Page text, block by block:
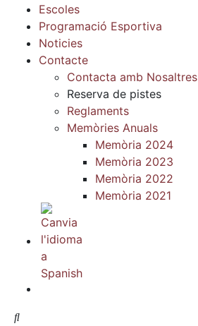
Escoles
Programació Esportiva
Noticies
Contacte
Contacta amb Nosaltres
Reserva de pistes
Reglaments
Memòries Anuals
Memòria 2024
Memòria 2023
Memòria 2022
Memòria 2021